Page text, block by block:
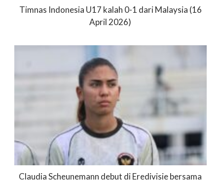
Timnas Indonesia U17 kalah 0-1 dari Malaysia (16
April 2026)
Claudia Scheunemann debut di Eredivisie bersama